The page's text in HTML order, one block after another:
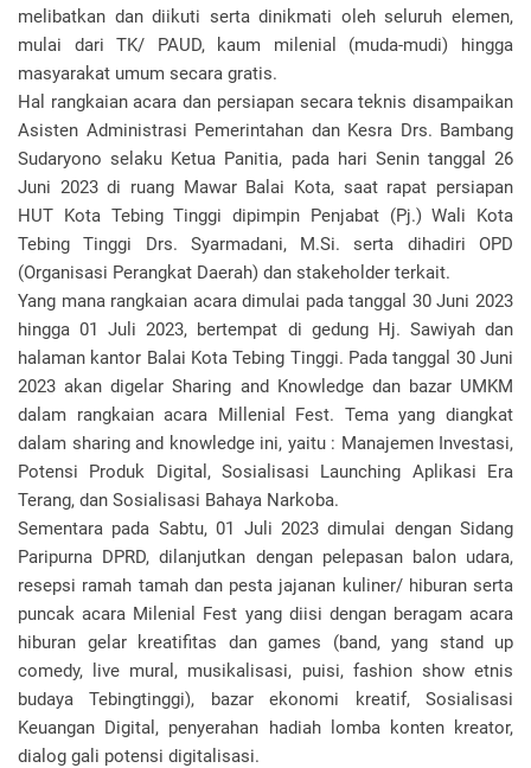
melibatkan dan diikuti serta dinikmati oleh seluruh elemen,
mulai dari TK/ PAUD, kaum milenial (muda-mudi) hingga
masyarakat umum secara gratis.
Hal rangkaian acara dan persiapan secara teknis disampaikan
Asisten Administrasi Pemerintahan dan Kesra Drs. Bambang
Sudaryono selaku Ketua Panitia, pada hari Senin tanggal 26
Juni 2023 di ruang Mawar Balai Kota, saat rapat persiapan
HUT Kota Tebing Tinggi dipimpin Penjabat (Pj.) Wali Kota
Tebing Tinggi Drs. Syarmadani, M.Si. serta dihadiri OPD
(Organisasi Perangkat Daerah) dan stakeholder terkait.
Yang mana rangkaian acara dimulai pada tanggal 30 Juni 2023
hingga 01 Juli 2023, bertempat di gedung Hj. Sawiyah dan
halaman kantor Balai Kota Tebing Tinggi. Pada tanggal 30 Juni
2023 akan digelar Sharing and Knowledge dan bazar UMKM
dalam rangkaian acara Millenial Fest. Tema yang diangkat
dalam sharing and knowledge ini, yaitu : Manajemen Investasi,
Potensi Produk Digital, Sosialisasi Launching Aplikasi Era
Terang, dan Sosialisasi Bahaya Narkoba.
Sementara pada Sabtu, 01 Juli 2023 dimulai dengan Sidang
Paripurna DPRD, dilanjutkan dengan pelepasan balon udara,
resepsi ramah tamah dan pesta jajanan kuliner/ hiburan serta
puncak acara Milenial Fest yang diisi dengan beragam acara
hiburan gelar kreatifitas dan games (band, yang stand up
comedy, live mural, musikalisasi, puisi, fashion show etnis
budaya Tebingtinggi), bazar ekonomi kreatif, Sosialisasi
Keuangan Digital, penyerahan hadiah lomba konten kreator,
dialog gali potensi digitalisasi.